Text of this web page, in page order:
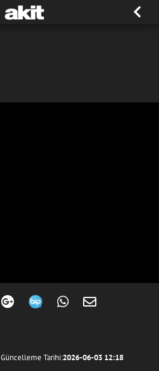
Güncelleme Tarihi:2026-06-03 12:18